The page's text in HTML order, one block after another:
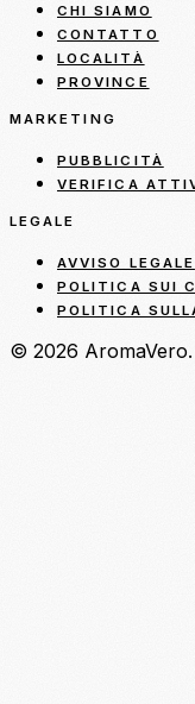
CHI SIAMO
CONTATTO
LOCALITÀ
PROVINCE
MARKETING
PUBBLICITÀ
VERIFICA
LEGALE
AVVISO LEGALE
POLITICA SUI
POLITICA
© 2026 AromaVero.